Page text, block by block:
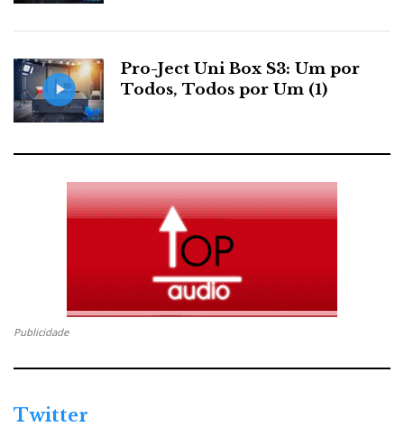
Pro-Ject Uni Box S3: Um por
Todos, Todos por Um (1)
Publicidade
Twitter